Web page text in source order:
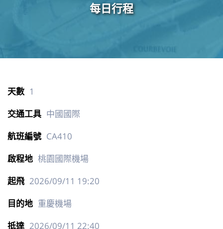
每日行程
1
中國國際
CA410
桃園國際機場
2026/09/11 19:20
重慶機場
2026/09/11 22:40